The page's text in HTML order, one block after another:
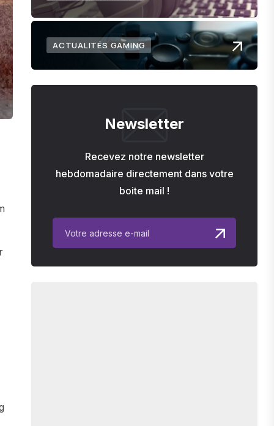
ACTUALITÉS GAMING
Newsletter
Recevez notre newsletter
hebdomadaire directement dans votre
boite mail !